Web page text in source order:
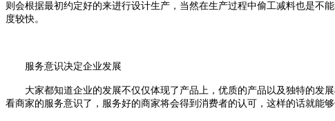
则会根据最初约定好的来进行设计生产，当然在生产过程中偷工减料也是不
度较快。
服务意识决定企业发展
大家都知道企业的发展不仅仅体现了产品上，优质的产品以及独特的发展
看商家的服务意识了，服务好的商家将会得到消费者的认可，这样的话就能